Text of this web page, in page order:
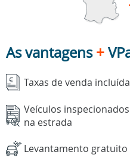
As vantagens+
Taxas de venda
Veículos
na estrada
Levantamento gratuito